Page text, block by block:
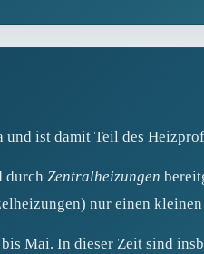
ist damit Teil des
durch Zentralheizungen
nur einen
Mai. In dieser Zeit sind